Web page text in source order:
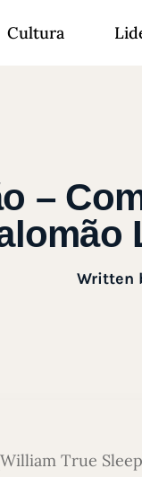
Cultura
–
Written
True